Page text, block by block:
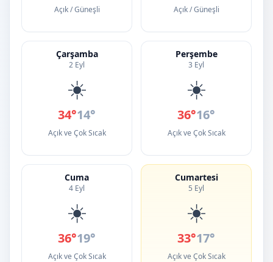
Açık / Güneşli Açık / Güneşli
Çarşamba
2 Eyl
☀️
34°14°
Açık ve Çok Sıcak
Perşembe
3 Eyl
☀️
36°16°
Açık ve Çok Sıcak
Cuma
4 Eyl
☀️
36°19°
Açık ve Çok Sıcak
Cumartesi
5 Eyl
☀️
33°17°
Açık ve Çok Sıcak